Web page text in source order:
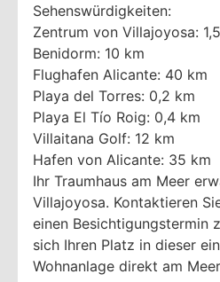
Sehenswürdigkeiten:
Zentrum von Villajoyosa:
Benidorm: 10 km
Flughafen Alicante: 40 km
Playa del Torres: 0,2 km
Playa El Tío Roig: 0,4 km
Villaitana Golf: 12 km
Hafen von Alicante: 35 km
Ihr Traumhaus am Meer
Villajoyosa. Kontaktieren
einen Besichtigungstermin
sich Ihren Platz in dieser
Wohnanlage direkt am